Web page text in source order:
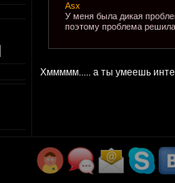
Asx
У меня была дикая
поэтому проблема
Хммммм..... а ты умеешь